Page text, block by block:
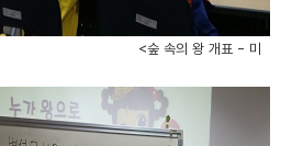
왕 개표 - 미